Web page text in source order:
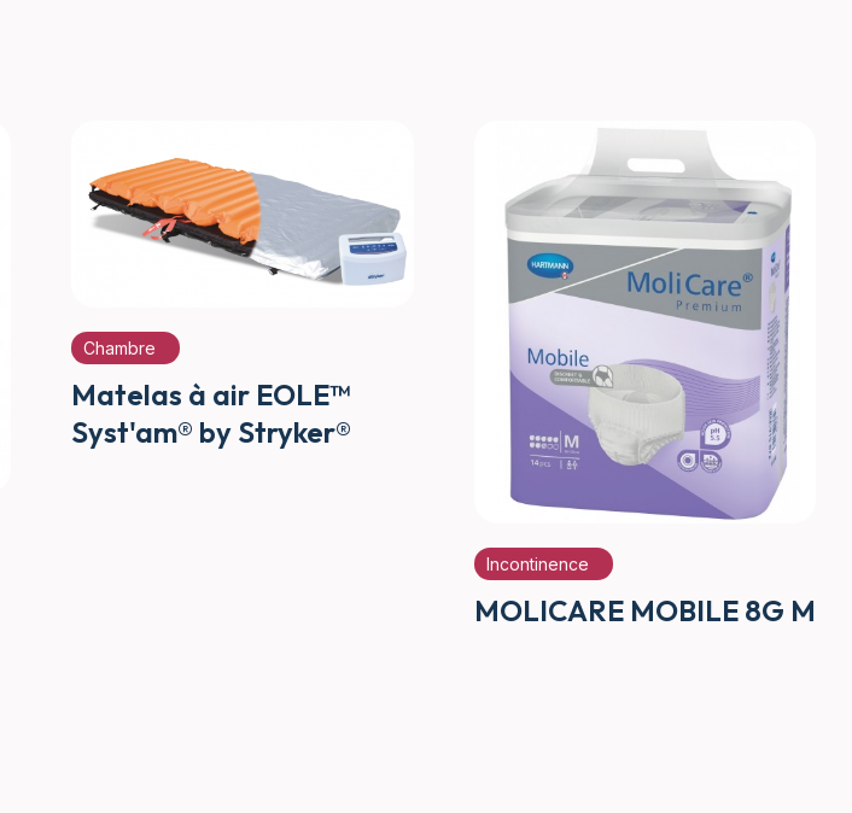
Chambre
Matelas à air EOLE™
Syst'am® by Stryker®
Incontinence
MOLICARE MOBILE 8G M